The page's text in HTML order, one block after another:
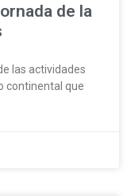
de la
las actividades
continental que